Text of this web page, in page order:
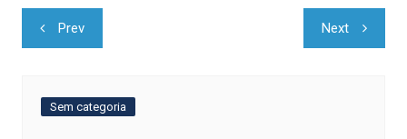
Navegação
de
Prev Next
Sem categoria